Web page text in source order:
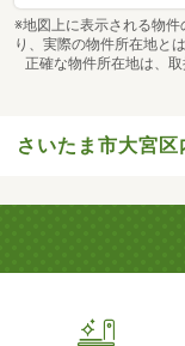
※地図上に表示される物
り、実際の物件所在地と
正確な物件所在地は、取
さいたま市大宮